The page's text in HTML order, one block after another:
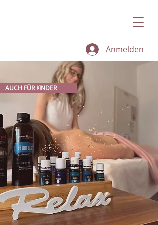
Anmelden
AUCH FÜR KINDER